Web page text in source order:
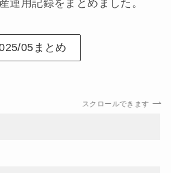
運用記録をまとめました。
05まとめ
スクロールできます